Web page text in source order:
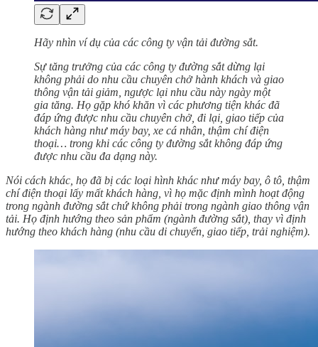
Hãy nhìn ví dụ của các công ty vận tải đường sắt.
Sự tăng trưởng của các công ty đường sắt dừng lại
không phải do nhu cầu chuyên chở hành khách và giao
thông vận tải giảm, ngược lại nhu cầu này ngày một
gia tăng. Họ gặp khó khăn vì các phương tiện khác đã
đáp ứng được nhu cầu chuyên chở, đi lại, giao tiếp của
khách hàng như máy bay, xe cá nhân, thậm chí điện
thoại… trong khi các công ty đường sắt không đáp ứng
được nhu cầu đa dạng này.
Nói cách khác, họ đã bị các loại hình khác như máy bay, ô tô, thậm
chí điện thoại lấy mất khách hàng, vì họ mặc định mình hoạt động
trong ngành đường sắt chứ không phải trong ngành giao thông vận
tải. Họ định hướng theo sản phẩm (ngành đường sắt), thay vì định
hướng theo khách hàng (nhu cầu di chuyển, giao tiếp, trải nghiệm).